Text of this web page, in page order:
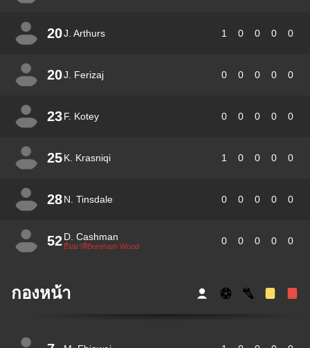
20J. Arthurs 1 0 0 0 0
20J. Ferizaj 0 0 0 0 0
23F. Kotey 0 0 0 0 0
25K. Krasniqi 1 0 0 0 0
28N. Tinsdale 0 0 0 0 0
52D. Cashman
ยืมมาที่Boreham Wood 0 0 0 0 0
กองหน้า